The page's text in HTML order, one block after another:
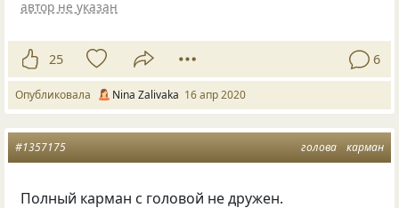
автор не указан
25 6
Опубликовала Nina Zalivaka 16 апр 2020
голова карман
#1357175
Полный карман с головой не дружен.